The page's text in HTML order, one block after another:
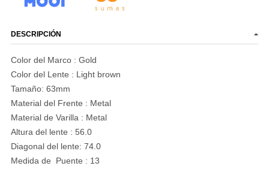
DESCRIPCIÓN
Color del Marco : Gold
Color del Lente : Light brown
Tamaño: 63mm
Material del Frente : Metal
Material de Varilla : Metal
Altura del lente : 56.0
Diagonal del lente: 74.0
Medida de Puente : 13